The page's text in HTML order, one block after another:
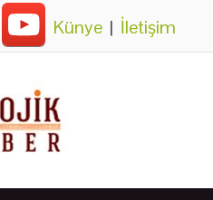
Künye | İletişim